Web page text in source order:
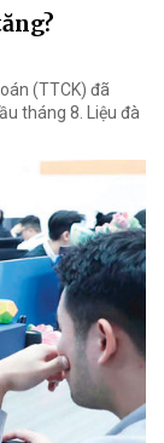
(TTCK) đã
tháng 8. Liệu đà